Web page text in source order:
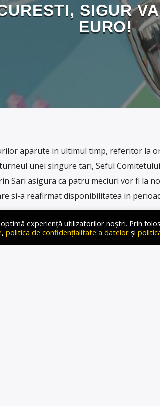
SIGUR
EURO!
aparute in ultimul timp, referitor la
unei singure tari, Seful
Sari asigura ca patru meciuri vor fi la
si-a reafirmat disponibilitatea in
experiență utilizatorilor noștri. Prin
, politica de confidențialitate a datelor și